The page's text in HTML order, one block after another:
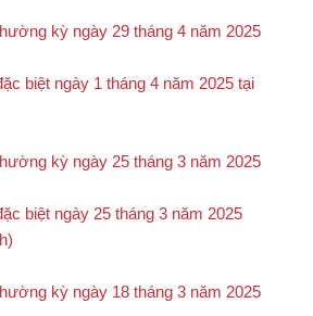
kỳ ngày 29 tháng 4 năm 2025
biệt ngày 1 tháng 4 năm 2025 tại
kỳ ngày 25 tháng 3 năm 2025
biệt ngày 25 tháng 3 năm 2025
kỳ ngày 18 tháng 3 năm 2025